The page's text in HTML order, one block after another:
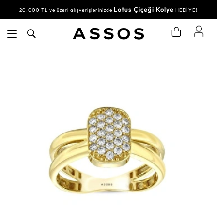
20.000 TL ve üzeri alışverişlerinizde Lotus Çiçeği Kolye HEDİYE!